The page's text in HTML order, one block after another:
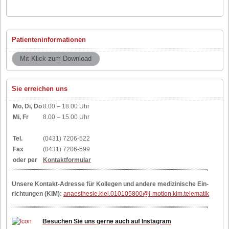
Patienteninformationen
Sie erreichen uns
Mo, Di, Do8.00 – 18.00 Uhr
Mi, Fr
8.00 – 15.00 Uhr
Tel.
(0431) 7206-522
Fax
(0431) 7206-599
oder per
Kontaktformular
Un­se­re Kon­takt-Adres­se für Kol­le­gen und an­de­re me­di­zi­ni­sche Ein­
rich­tun­gen (KIM): anaesthesie.kiel.010105800@i-motion.kim.telematik
Besuchen Sie uns gerne auch auf Instagram